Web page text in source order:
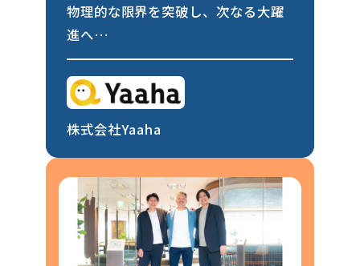
物理的な限界を突破し、次なる大躍
進へ
140名の熱量を215坪に集約した「逆
境からのオフィス移転」の全貌
株式会社Yaaha